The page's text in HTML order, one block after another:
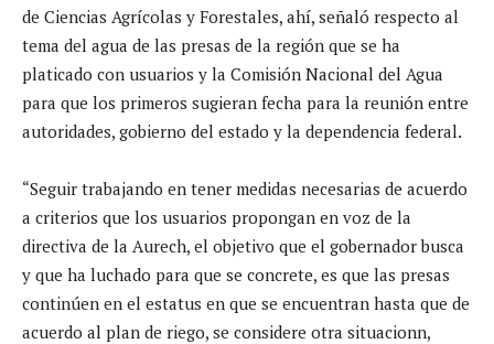
de Ciencias Agrícolas y Forestales, ahí, señaló respecto al
tema del agua de las presas de la región que se ha
platicado con usuarios y la Comisión Nacional del Agua
para que los primeros sugieran fecha para la reunión entre
autoridades, gobierno del estado y la dependencia federal.
“Seguir trabajando en tener medidas necesarias de acuerdo
a criterios que los usuarios propongan en voz de la
directiva de la Aurech, el objetivo que el gobernador busca
y que ha luchado para que se concrete, es que las presas
continúen en el estatus en que se encuentran hasta que de
acuerdo al plan de riego, se considere otra situacionn,